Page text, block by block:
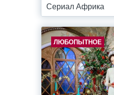
Сериал Африка
ЛЮБОПЫТНОЕ